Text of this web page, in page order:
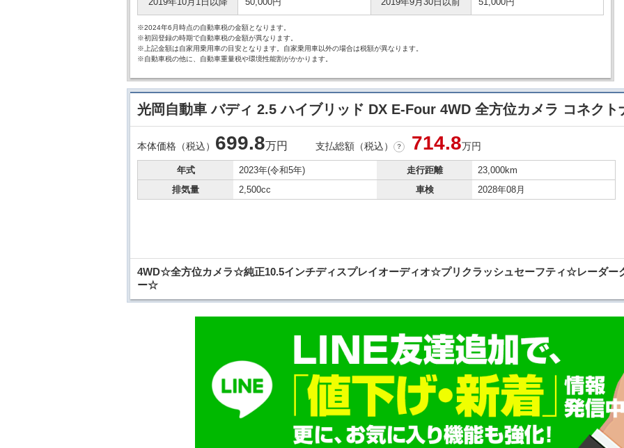
※2024年6月時点の自動車税の金額となります。
※初回登録の時期で自動車税の金額が異なります。
※上記金額は自家用乗用車の目安となります。自家乗用車以外の場合は税額が異なります。
※自動車税の他に、自動車重量税や環境性能割がかかります。
光岡自動車 バディ 2.5 ハイブリッド DX E-Four 4WD 全方位カメラ コネクト
本体価格（税込） 699.8万円 支払総額（税込） ？ 714.8万円
年式 2023年(令和5年) 走行距離
23,000km
排気量
2,500cc 車検 2028年08月
4WD☆全方位カメラ☆純正10.5インチディスプレイオーディオ☆プリクラッシュセーフティ☆レーダー
ー☆